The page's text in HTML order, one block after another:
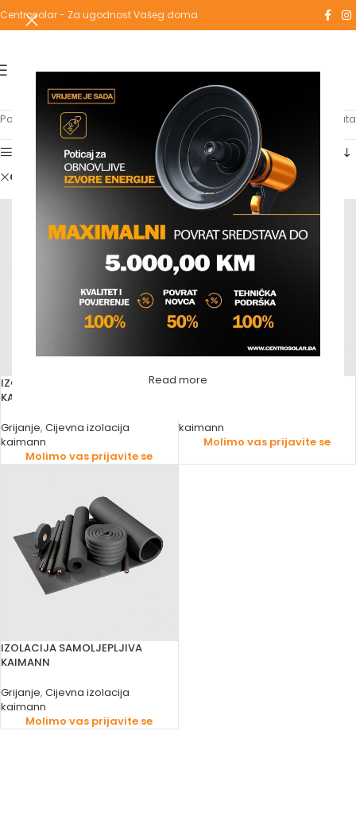
Read more
Centrosolar - Za ugodnost Vašeg doma
Početna Shop Prikaz svih 3 rezultata
Show sidebar
Clear filters kaimann
IZOLACIJA 13mm PLOČA
KAIMANN
Grijanje, Cijevna izolacija
kaimann
Molimo vas prijavite se
IZOLACIJA KAIMANN
kaimann
Molimo vas prijavite se
IZOLACIJA SAMOLJEPLJIVA
KAIMANN
Grijanje, Cijevna izolacija
kaimann
Molimo vas prijavite se